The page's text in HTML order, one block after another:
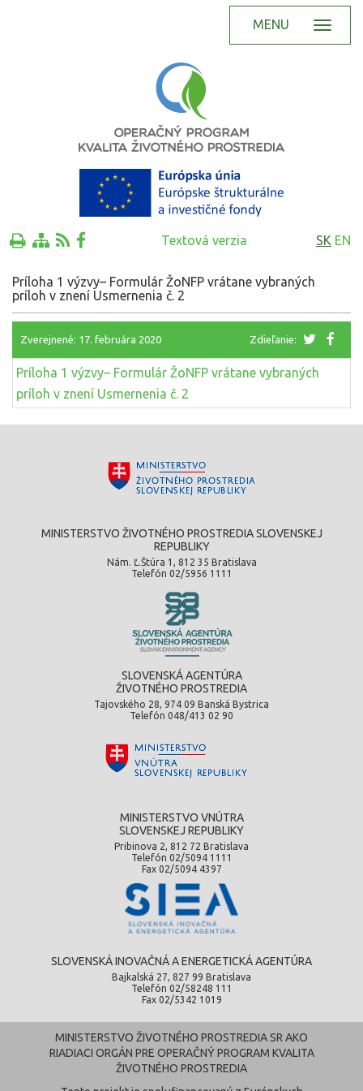
MENU
Textová verzia SK EN
Príloha 1 výzvy– Formulár ŽoNFP vrátane vybraných
príloh v znení Usmernenia č. 2
Zverejnené: 17. februára 2020 Zdieľanie:
Príloha 1 výzvy– Formulár ŽoNFP vrátane vybraných
príloh v znení Usmernenia č. 2
MINISTERSTVO ŽIVOTNÉHO PROSTREDIA SLOVENSKEJ
REPUBLIKY
Nám. Ľ.Štúra 1, 812 35 Bratislava
Telefón 02/5956 1111
SLOVENSKÁ AGENTÚRA
ŽIVOTNÉHO PROSTREDIA
Tajovského 28, 974 09 Banská Bystrica
Telefón 048/413 02 90
MINISTERSTVO VNÚTRA
SLOVENSKEJ REPUBLIKY
Pribinova 2, 812 72 Bratislava
Telefón 02/5094 1111
Fax 02/5094 4397
SLOVENSKÁ INOVAČNÁ A ENERGETICKÁ AGENTÚRA
Bajkalská 27, 827 99 Bratislava
Telefón 02/58248 111
Fax 02/5342 1019
MINISTERSTVO ŽIVOTNÉHO PROSTREDIA SR AKO
RIADIACI ORGÁN PRE OPERAČNÝ PROGRAM KVALITA
ŽIVOTNÉHO PROSTREDIA